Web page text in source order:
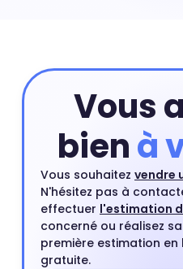
rendez-vous est gratuit et
mon bienVous
bienà
Vous souhaitez vendre
N'hésitez pas à
effectuer l'estimation
concerné ou réalisez
première estimation
gratuite.